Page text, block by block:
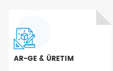
AR-GE & ÜRETIM